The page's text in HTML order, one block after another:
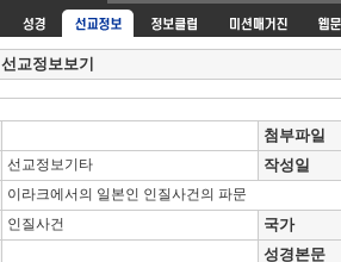
선교정보보기
첨부파일
선교정보기타
작성일
이라크에서의 일본인 인질사건의 파문
인질사건
국가
성경본문